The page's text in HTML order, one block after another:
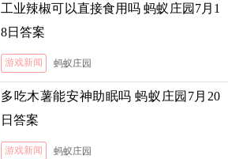
工业辣椒可以直接食用吗 蚂蚁庄园7月1
8日答案
游戏新闻 蚂蚁庄园
多吃木薯能安神助眠吗 蚂蚁庄园7月20
日答案
游戏新闻 蚂蚁庄园